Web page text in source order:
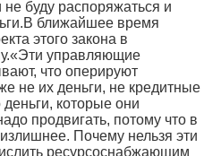
буду распоряжаться и
ближайшее время
этого закона в
управляющие
что оперируют
не их деньги, не кредитные
деньги, которые они
продвигать, потому что в
Почему нельзя эти
ресурсоснабжающим